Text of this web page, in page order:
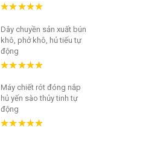
of 5
Dây chuyền sản xuất bún
khô, phở khô, hủ tiếu tự
động
of 5
Máy chiết rót đóng nắp
hủ yến sào thủy tinh tự
động